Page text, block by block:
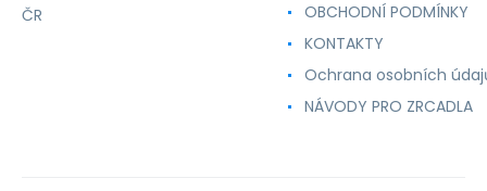
ČR
OBCHODNÍ PODMÍNKY
KONTAKTY
Ochrana osobních
NÁVODY PRO ZRCADLA